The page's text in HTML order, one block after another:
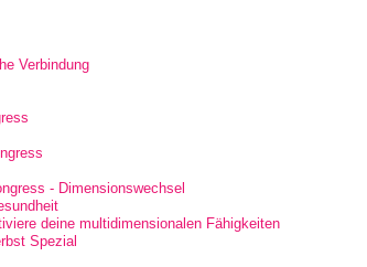
Verbindung
- Dimensionswechsel
deine multidimensionalen Fähigkeiten
Spezial